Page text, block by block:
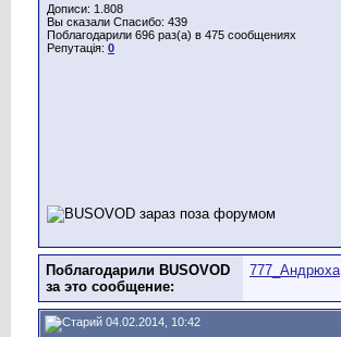
Дописи: 1.808
Вы сказали Спасибо: 439
Поблагодарили 696 раз(а) в 475 сообщениях
Репутація: 0
Поблагодарили BUSOVOD
за это сообщение:
777_Андрюха
04.02.2014, 10:42